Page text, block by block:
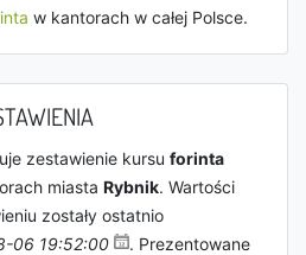
w kantorach w całej Polsce.
zestawienie kursu forinta
miasta Rybnik. Wartości
zostały ostatnio
06 19:52:00
. Prezentowane